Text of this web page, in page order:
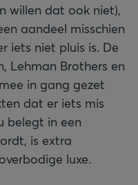
willen dat ook niet),
aandeel misschien
iets niet pluis is. De
Lehman Brothers en
in gang gezet
dat er iets mis
belegt in een
is extra
luxe.